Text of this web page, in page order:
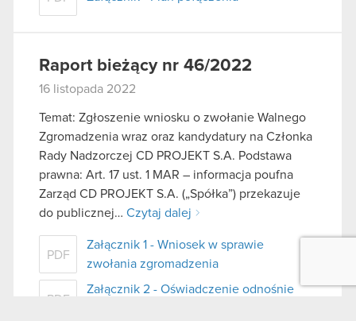
Raport bieżący nr 46/2022
16 listopada 2022
Temat: Zgłoszenie wniosku o zwołanie Walnego
Zgromadzenia wraz oraz kandydatury na Członka
Rady Nadzorczej CD PROJEKT S.A. Podstawa
prawna: Art. 17 ust. 1 MAR – informacja poufna
Zarząd CD PROJEKT S.A. („Spółka”) przekazuje
do publicznej… Czytaj dalej
PDF
Załącznik 1 - Wniosek w sprawie
zwołania zgromadzenia
PDF
Załącznik 2 - Oświadczenie odnośnie